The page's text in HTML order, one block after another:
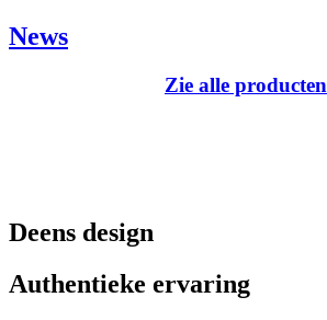
News
Zie alle producten
Deens design
Authentieke ervaring